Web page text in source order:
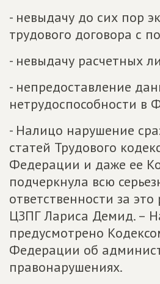
- невыдачу до сих пор
трудового договора с
- невыдачу расчетных
- непредоставление
нетрудоспособности в
- Налицо нарушение
статей Трудового
Федерации и даже ее
подчеркнула всю
ответственности за
ЦЗПГ Лариса Демид. –
предусмотрено
Федерации об
правонарушениях.